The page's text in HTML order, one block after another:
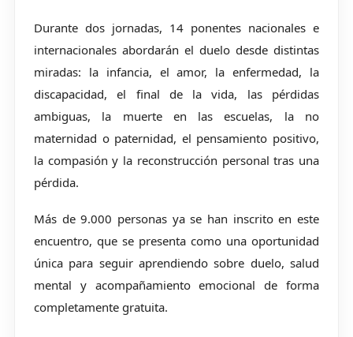
Durante dos jornadas, 14 ponentes nacionales e
internacionales abordarán el duelo desde distintas
miradas: la infancia, el amor, la enfermedad, la
discapacidad, el final de la vida, las pérdidas
ambiguas, la muerte en las escuelas, la no
maternidad o paternidad, el pensamiento positivo,
la compasión y la reconstrucción personal tras una
pérdida.
Más de 9.000 personas ya se han inscrito en este
encuentro, que se presenta como una oportunidad
única para seguir aprendiendo sobre duelo, salud
mental y acompañamiento emocional de forma
completamente gratuita.